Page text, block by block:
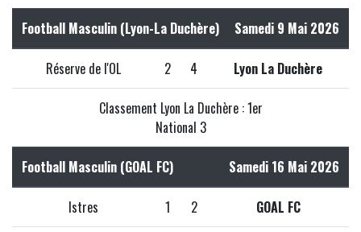
Football Masculin (Lyon-La Duchère) Samedi 9 Mai 2026
Réserve de l'OL 2 4 Lyon La Duchère
Classement Lyon La Duchère : 1er
National 3
Football Masculin (GOAL FC) Samedi 16 Mai 2026
Istres 1 2 GOAL FC